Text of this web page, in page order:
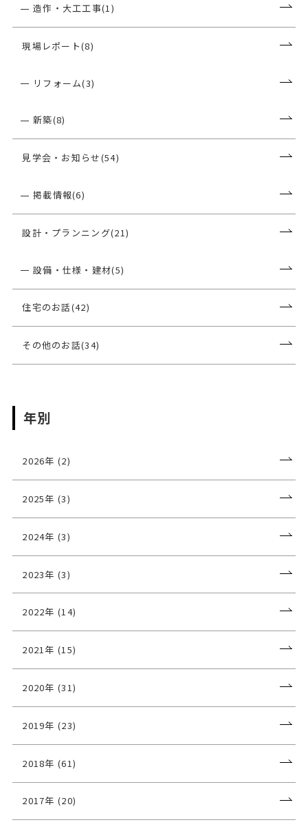
造作・大工工事(1)
現場レポート(8)
リフォーム(3)
新築(8)
見学会・お知らせ(54)
掲載情報(6)
設計・プランニング(21)
設備・仕様・建材(5)
住宅のお話(42)
その他のお話(34)
年別
2026年 (2)
2025年 (3)
2024年 (3)
2023年 (3)
2022年 (14)
2021年 (15)
2020年 (31)
2019年 (23)
2018年 (61)
2017年 (20)